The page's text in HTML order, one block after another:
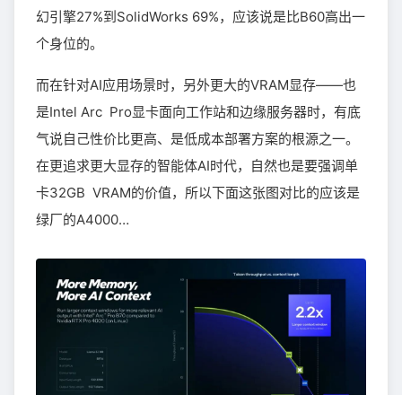
幻引擎27%到SolidWorks 69%，应该说是比B60高出一
个身位的。
而在针对AI应用场景时，另外更大的VRAM显存——也
是Intel Arc Pro显卡面向工作站和边缘服务器时，有底
气说自己性价比更高、是低成本部署方案的根源之一。
在更追求更大显存的智能体AI时代，自然也是要强调单
卡32GB VRAM的价值，所以下面这张图对比的应该是
绿厂的A4000…